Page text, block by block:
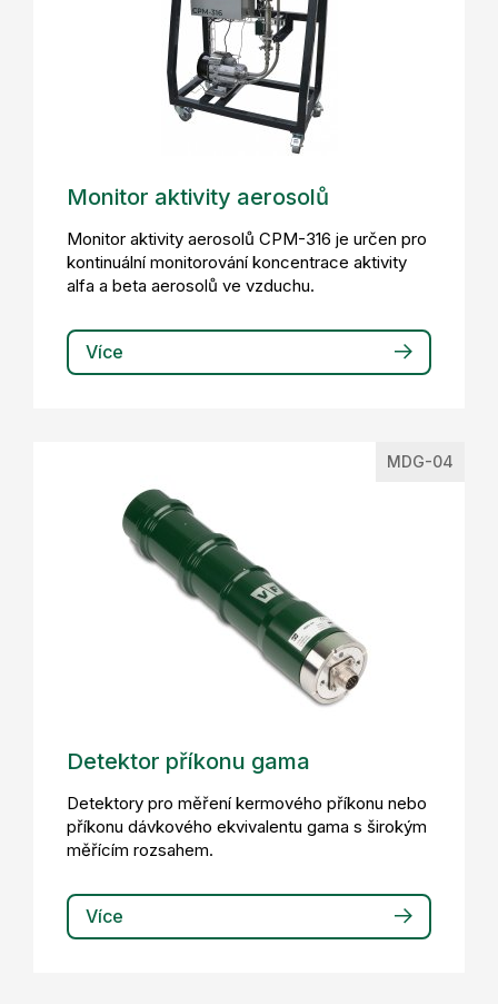
Monitor aktivity aerosolů
Monitor aktivity aerosolů CPM-316 je určen pro
kontinuální monitorování koncentrace aktivity
alfa a beta aerosolů ve vzduchu.
Více
MDG-04
Detektor příkonu gama
Detektory pro měření kermového příkonu nebo
příkonu dávkového ekvivalentu gama s širokým
měřícím rozsahem.
Více